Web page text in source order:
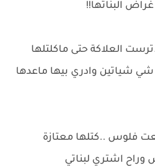
البناتها!!
العلاكة حتى ماكلتلها
شياتين وادري بيها ماعدها
فلوس ..كتلها معتازة
اشتري لبناتي